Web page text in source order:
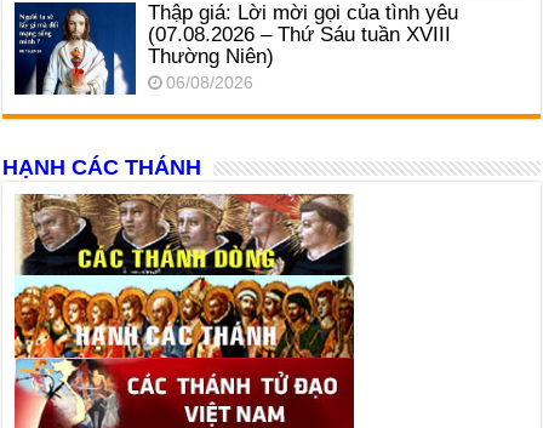
Thập giá: Lời mời gọi của tình yêu
(07.08.2026 – Thứ Sáu tuần XVIII
Thường Niên)
06/08/2026
HẠNH CÁC THÁNH